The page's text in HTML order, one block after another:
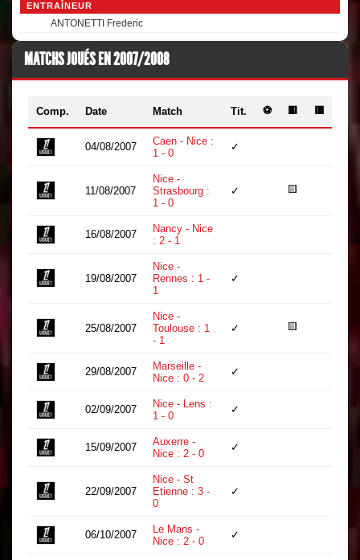
ENTRAÎNEUR
ANTONETTI Frederic
MATCHS JOUÉS EN 2007/2008
Comp. Date Match Tit. ⚽ 🟨 🟥
04/08/2007
Caen - Nice :
1 - 0
✓
11/08/2007
Nice -
Strasbourg :
1 - 0
✓ 🟨
16/08/2007
Nancy - Nice
: 2 - 1
19/08/2007
Nice -
Rennes : 1 -
1
✓
25/08/2007
Nice -
Toulouse : 1
- 1
✓ 🟨
29/08/2007
Marseille -
Nice : 0 - 2
✓
02/09/2007
Nice - Lens :
1 - 0
✓
15/09/2007
Auxerre -
Nice : 2 - 0
✓
22/09/2007
Nice - St
Etienne : 3 -
0
✓
06/10/2007
Le Mans -
Nice : 2 - 0
✓